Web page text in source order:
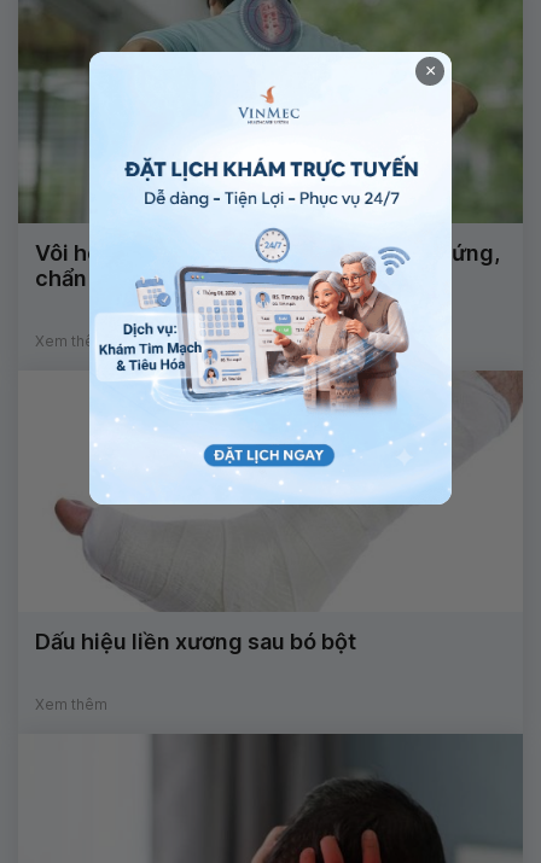
Vôi hóa cột sống: Nguyên nhân, triệu chứng,
chẩn đoán và điều trị
Xem thêm
Dấu hiệu liền xương sau bó bột
Xem thêm
×